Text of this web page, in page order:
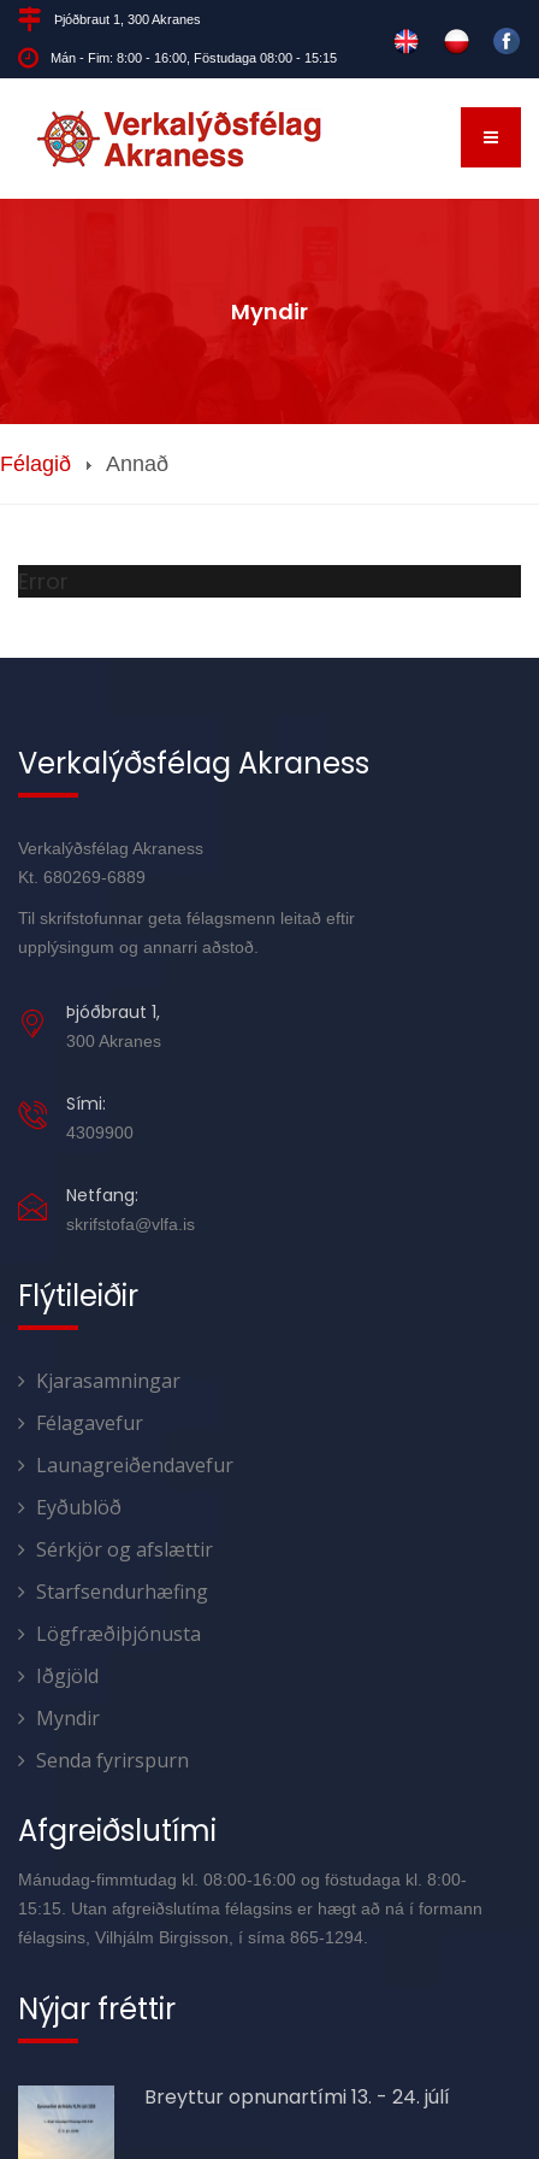
Þjóðbraut 1, 300 Akranes
Mán - Fim: 8:00 - 16:00, Föstudaga 08:00 - 15:15
Myndir
Félagið Annað
Error
Verkalýðsfélag Akraness
Verkalýðsfélag Akraness
Kt. 680269-6889
Til skrifstofunnar geta félagsmenn leitað eftir
upplýsingum og annarri aðstoð.
Þjóðbraut 1,
300 Akranes
Sími:
4309900
Netfang:
skrifstofa@vlfa.is
Flýtileiðir
Kjarasamningar
Félagavefur
Launagreiðendavefur
Eyðublöð
Sérkjör og afslættir
Starfsendurhæfing
Lögfræðiþjónusta
Iðgjöld
Myndir
Senda fyrirspurn
Afgreiðslutími
Mánudag-fimmtudag kl. 08:00-16:00 og föstudaga kl. 8:00-
15:15. Utan afgreiðslutíma félagsins er hægt að ná í formann
félagsins, Vilhjálm Birgisson, í síma 865-1294.
Nýjar fréttir
Breyttur opnunartími 13. - 24. júlí